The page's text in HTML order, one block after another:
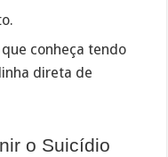
conheça tendo
direta de
o Suicídio